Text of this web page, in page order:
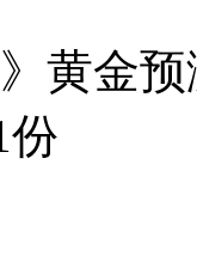
黄金
份